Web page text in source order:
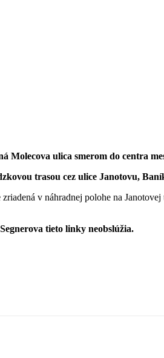
Molecova ulica smerom do centra
trasou cez ulice Janotovu,
v náhradnej polohe na
tieto linky neobslúžia.